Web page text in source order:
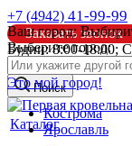
Ваш город:
Выберите город:
Это мой город!
Кострома
Ярославль
+7 (4942) 41-99-99
Заказать звонок
Будни: 8:00-18:00;
info@pk44.ru
Поиск
Каталог